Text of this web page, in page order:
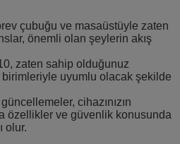
çubuğu ve masaüstüyle zaten
önemli olan şeylerin akış
zaten sahip olduğunuz
birimleriyle uyumlu olacak şekilde
cihazınızın
özellikler ve güvenlik konusunda
olur.